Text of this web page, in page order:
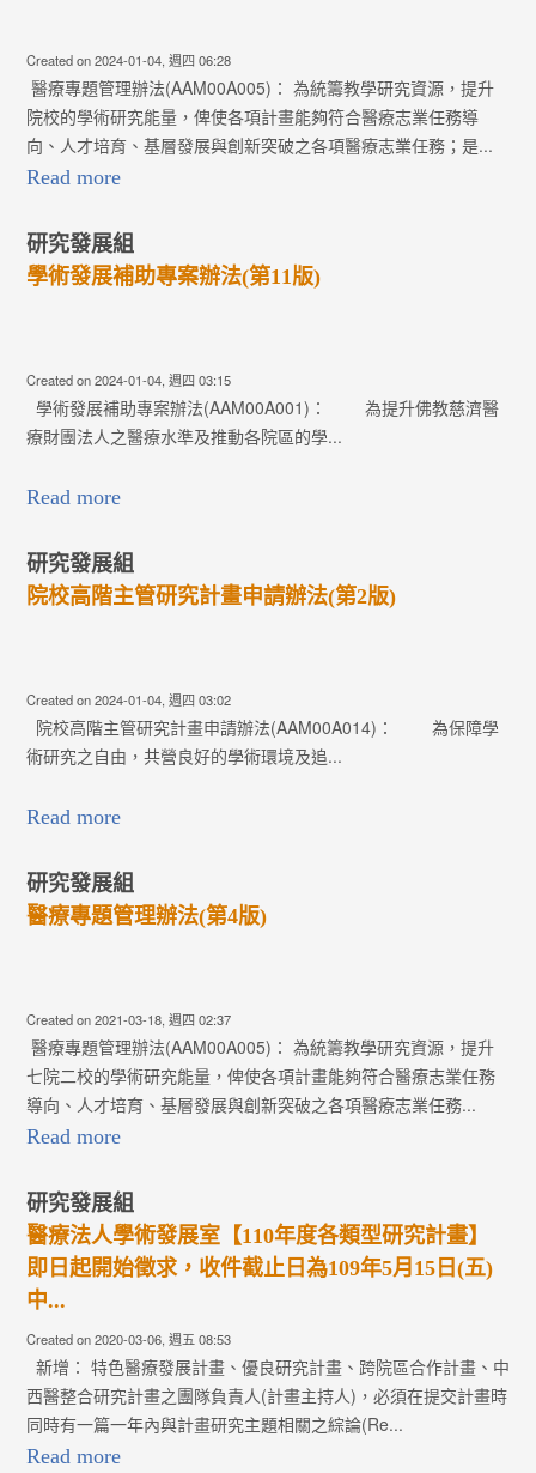
Created on 2024-01-04, 週四 06:28
醫療專題管理辦法(AAM00A005)： 為統籌教學研究資源，提升
院校的學術研究能量，俾使各項計畫能夠符合醫療志業任務導
向、人才培育、基層發展與創新突破之各項醫療志業任務；是...
Read more
研究發展組
學術發展補助專案辦法(第11版)
Created on 2024-01-04, 週四 03:15
學術發展補助專案辦法(AAM00A001)： 為提升佛教慈濟醫
療財團法人之醫療水準及推動各院區的學...
Read more
研究發展組
院校高階主管研究計畫申請辦法(第2版)
Created on 2024-01-04, 週四 03:02
院校高階主管研究計畫申請辦法(AAM00A014)： 為保障學
術研究之自由，共營良好的學術環境及追...
Read more
研究發展組
醫療專題管理辦法(第4版)
Created on 2021-03-18, 週四 02:37
醫療專題管理辦法(AAM00A005)： 為統籌教學研究資源，提升
七院二校的學術研究能量，俾使各項計畫能夠符合醫療志業任務
導向、人才培育、基層發展與創新突破之各項醫療志業任務...
Read more
研究發展組
醫療法人學術發展室【110年度各類型研究計畫】
即日起開始徵求，收件截止日為109年5月15日(五)
中...
Created on 2020-03-06, 週五 08:53
新增： 特色醫療發展計畫、優良研究計畫、跨院區合作計畫、中
西醫整合研究計畫之團隊負責人(計畫主持人)，必須在提交計畫時
同時有一篇一年內與計畫研究主題相關之綜論(Re...
Read more